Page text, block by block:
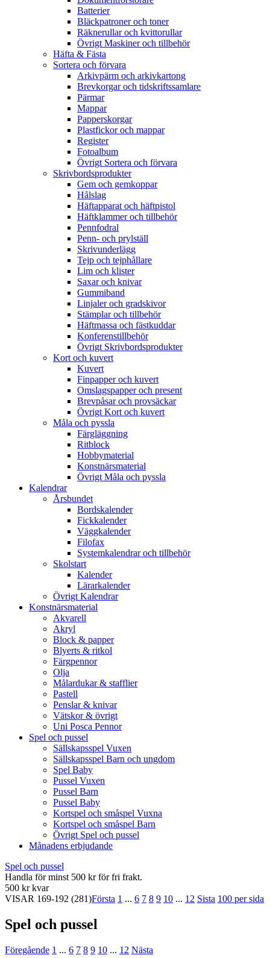
Batterier
Bläckpatroner och toner
Räknerullar och kvittorullar
Övrigt Maskiner och tillbehör
Häfta & Fästa
Sortera och förvara
Arkivpärm och arkivkartong
Brevkorgar och tidskriftssamlare
Pärmar
Mappar
Papperskorgar
Plastfickor och mappar
Register
Fotoalbum
Övrigt Sortera och förvara
Skrivbordsprodukter
Gem och gemkoppar
Hålslag
Häftapparat och häftpistol
Häftklammer och tillbehör
Pennfodral
Penn- och prylställ
Skrivunderlägg
Tejp och tejphållare
Lim och klister
Saxar och knivar
Gummiband
Linjaler och gradskivor
Stämplar och tillbehör
Häftmassa och fästkuddar
Konferenstillbehör
Övrigt Skrivbordsprodukter
Kort och kuvert
Kuvert
Finpapper och kuvert
Omslagspapper och present
Brevpåsar och provsäckar
Övrigt Kort och kuvert
Måla och pyssla
Färgläggning
Ritblock
Hobbymaterial
Konstnärsmaterial
Övrigt Måla och pyssla
Kalendrar
Årsbundet
Bordskalender
Fickkalender
Väggkalender
Filofax
Systemkalendrar och tillbehör
Skolstart
Kalender
Lärarkalender
Övrigt Kalendrar
Konstnärsmaterial
Akvarell
Akryl
Block & papper
Blyerts & ritkol
Färgpennor
Olja
Målardukar & stafflier
Pastell
Penslar & knivar
Vätskor & övrigt
Uni Posca Pennor
Spel och pussel
Sällskapsspel Vuxen
Sällskapsspel Barn och ungdom
Spel Baby
Pussel Vuxen
Pussel Barn
Pussel Baby
Kortspel och småspel Vuxna
Kortspel och småspel Barn
Övrigt Spel och pussel
Månadens erbjudande
Spel och pussel
Handla för minst 500 kr för fri frakt.
500 kr kvar
VISAR 169-192 (281)Första 1 ... 6 7 8 9 10 ... 12 Sista 100 per sida
Spel och pussel
Föregående 1 ... 6 7 8 9 10 ... 12 Nästa